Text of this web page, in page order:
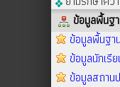
ข้อมูลพื้นฐ
ข้อมูลพื้นฐา
ข้อมูลนักเรี
ข้อมูลสถาน